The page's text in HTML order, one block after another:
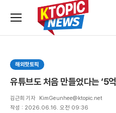
주
스
메
뉴
펼
치
기
해외핫토픽
유튜브도 처음 만들었다는 ‘5
김근희 기자
KimGeunhee@ktopic.net
작성 : 2026.06.16. 오전 09:36